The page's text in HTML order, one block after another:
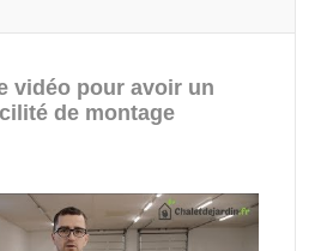
vidéo pour avoir un
de montage